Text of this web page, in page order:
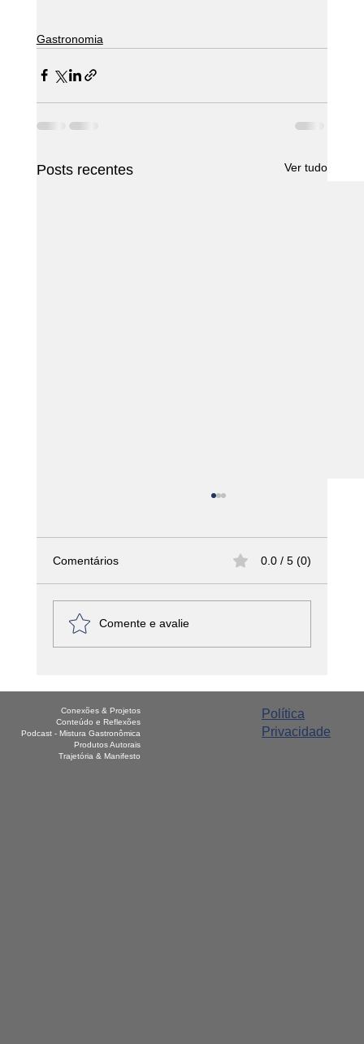
Gastronomia
Posts recentes Ver tudo
América Latina - Haiti – Griot
Comentários 0.0 / 5 (0)
Comente e avalie
Política
Privacidade
Conexões & Projetos
Conteúdo e Reflexões
Podcast - Mistura Gastronômica
Produtos Autorais
Trajetória & Manifesto